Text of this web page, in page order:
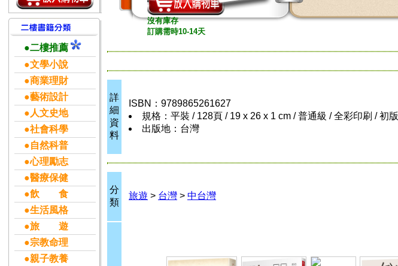
●二樓推薦
●文學小說
●商業理財
●藝術設計
●人文史地
●社會科學
●自然科普
●心理勵志
●醫療保健
●飲 食
●生活風格
●旅 遊
●宗教命理
●親子教養
沒有庫存
訂購需時10-14天
詳
細
資
料
ISBN：9789865261627
規格：平裝 / 128頁 / 19 x 26 x 1 cm / 普通級 / 全彩印刷 / 初版
出版地：台灣
分
類
旅遊 > 台灣 > 中台灣